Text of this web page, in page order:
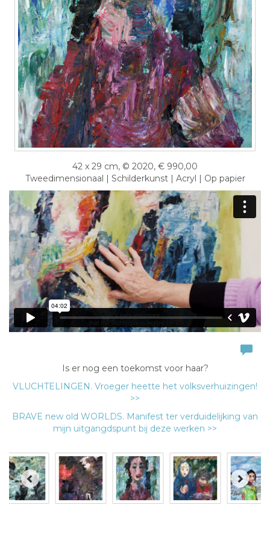
42 x 29 cm, © 2020, € 990,00
Tweedimensionaal | Schilderkunst | Acryl | Op papier
Is er nog een toekomst voor haar?
VLUCHTELINGEN. Vroeger heette het volksverhuizingen!
>>
BRAVE new old WORLDS. Manifest ter verduidelijking van
mijn uitgangdspunt bij deze werken >>